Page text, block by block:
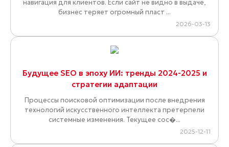
навигация для клиентов. Если сайт не видно в выдаче,
бизнес теряет огромный пласт ...
2026-03-13
Будущее SEO в эпоху ИИ: тренды 2024-2025 и
стратегии адаптации
Процессы поисковой оптимизации после внедрения
технологий искусственного интеллекта претерпели
системные изменения. Текущее сос�...
2025-12-11